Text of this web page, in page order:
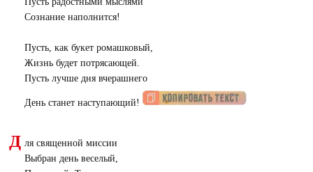
Сознание наполнится!
Пусть, как букет ромашковый,
Жизнь будет потрясающей.
Пусть лучше дня вчерашнего
День станет наступающий!
Д ля священной миссии
Выбран день веселый,